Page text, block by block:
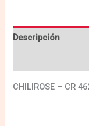
Descripción
CHILIROSE – CR